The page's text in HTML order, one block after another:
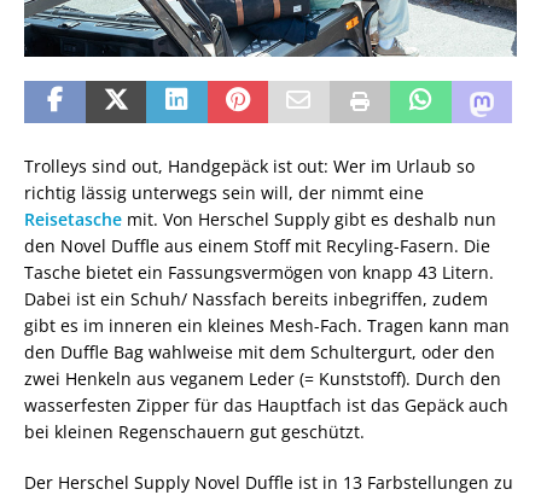
Trolleys sind out, Handgepäck ist out: Wer im Urlaub so
richtig lässig unterwegs sein will, der nimmt eine
Reisetasche mit. Von Herschel Supply gibt es deshalb nun
den Novel Duffle aus einem Stoff mit Recyling-Fasern. Die
Tasche bietet ein Fassungsvermögen von knapp 43 Litern.
Dabei ist ein Schuh/ Nassfach bereits inbegriffen, zudem
gibt es im inneren ein kleines Mesh-Fach. Tragen kann man
den Duffle Bag wahlweise mit dem Schultergurt, oder den
zwei Henkeln aus veganem Leder (= Kunststoff). Durch den
wasserfesten Zipper für das Hauptfach ist das Gepäck auch
bei kleinen Regenschauern gut geschützt.
Der Herschel Supply Novel Duffle ist in 13 Farbstellungen zu